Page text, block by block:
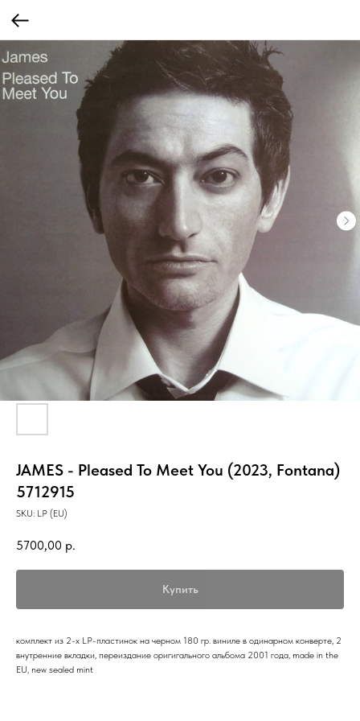
JAMES - Pleased To Meet You (2023, Fontana)
5712915
SKU: LP (EU)
5700,00 р.
Купить
комплект из 2-х LP-пластинок на черном 180 гр. виниле в одинарном конверте, 2
внутренние вкладки, переиздание оригигального альбома 2001 года, made in the
EU, new sealed mint